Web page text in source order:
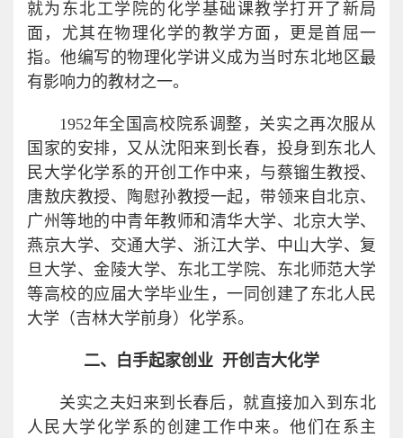
就为东北工学院的化学基础课教学打开了新局
面，尤其在物理化学的教学方面，更是首屈一
指。他编写的物理化学讲义成为当时东北地区最
有影响力的教材之一。
1952年全国高校院系调整，关实之再次服从
国家的安排，又从沈阳来到长春，投身到东北人
民大学化学系的开创工作中来，与蔡镏生教授、
唐敖庆教授、陶慰孙教授一起，带领来自北京、
广州等地的中青年教师和清华大学、北京大学、
燕京大学、交通大学、浙江大学、中山大学、复
旦大学、金陵大学、东北工学院、东北师范大学
等高校的应届大学毕业生，一同创建了东北人民
大学（吉林大学前身）化学系。
二、白手起家创业 开创吉大化学
关实之夫妇来到长春后，就直接加入到东北
人民大学化学系的创建工作中来。他们在系主